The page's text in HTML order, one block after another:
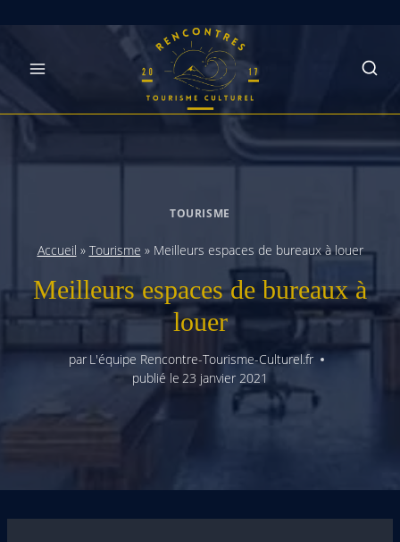
TOURISME
Accueil » Tourisme » Meilleurs espaces de bureaux à louer
Meilleurs espaces de bureaux à
louer
par L'équipe Rencontre-Tourisme-Culturel.fr
publié le 23 janvier 2021